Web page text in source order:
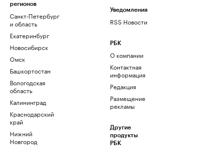
регионов
Санкт-Петербург
и область
Екатеринбург
Новосибирск
Омск
Башкортостан
Вологодская
область
Калининград
Краснодарский
край
Нижний
Новгород
Уведомления
RSS Новости
РБК
О компании
Контактная
информация
Редакция
Размещение
рекламы
Другие
продукты
РБК